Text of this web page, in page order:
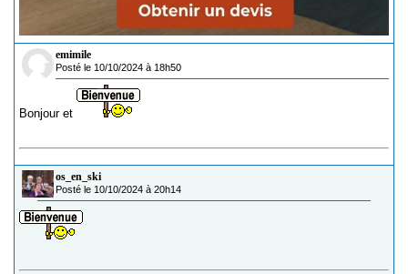
emimile
Posté le 10/10/2024 à 18h50
Bonjour et
os_en_ski
Posté le 10/10/2024 à 20h14